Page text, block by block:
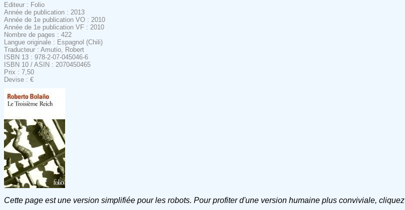
Editeur : Folio
Année de publication : 2013
Année de 1e publication VO : 2010
Année de 1e publication VF : 2010
Nombre de pages : 422
Langue originale : Espagnol (Chili)
Traducteur : Amutio, Robert
ISBN 13 : 978-2-07-045046-6
ISBN 10 / ASIN : 2070450465
Prix : 7,50
Devise : €
Cette page est une version simplifiée pour les robots. Pour profiter d'une version humaine plus conviviale, cliquez